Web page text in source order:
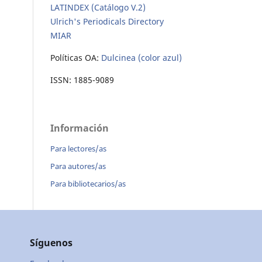
LATINDEX (Catálogo V.2)
Ulrich's Periodicals Directory
MIAR
Políticas OA: Dulcinea (color azul)
ISSN: 1885-9089
Información
Para lectores/as
Para autores/as
Para bibliotecarios/as
Síguenos